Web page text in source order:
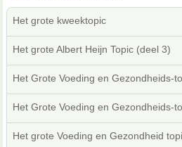
Het grote kweektopic
Het grote Albert Heijn Topic (deel 3)
Het Grote Voeding en Gezondheids-
Het Grote Voeding en Gezondheids-
Het grote Voeding en Gezondheid